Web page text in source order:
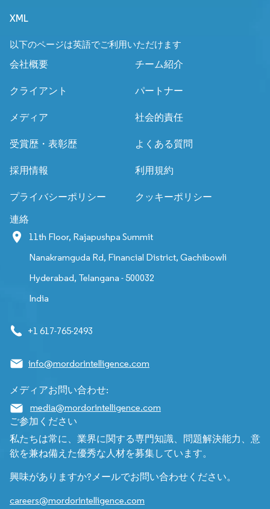
XML
以下のページは英語でご利用いただけます
会社概要
チーム紹介
クライアント パートナー
メディア 社会的責任
受賞歴・表彰歴 よくある質問
採用情報 利用規約
プライバシーポリシー クッキーポリシー
連絡
11th Floor, Rajapushpa Summit
Nanakramguda Rd, Financial District, Gachibowli
Hyderabad, Telangana - 500032
India
+1 617-765-2493
info@mordorintelligence.com
メディアお問い合わせ:
media@mordorintelligence.com
ご参加ください
私たちは常に、業界に関する専門知識、問題解決能力、意
欲を兼ね備えた優秀な人材を募集しています。
興味がありますか?メールでお問い合わせください。
careers@mordorintelligence.com